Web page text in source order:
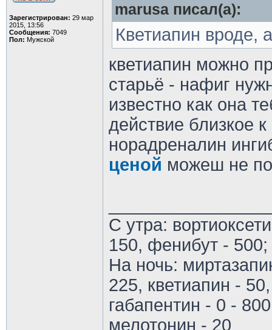
Зарегистрирован: 29 мар
2015, 13:56
Сообщения: 7049
Пол: Мужской
marusa писал(а):
Кветиапин вроде,
кветиапин можно
старьё - нафиг
известно как она
действие
норадреналин
ценой можеш не
С утра:
150, фенибут - 500;
На ночь:
225, кветиапин -
габапентин - 0 -
мелотонин - 20